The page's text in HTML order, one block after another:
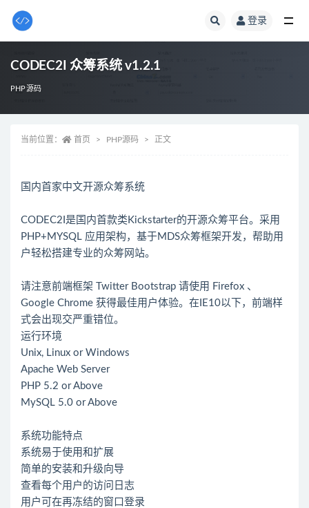
登录
CODEC2I 众筹系统 v1.2.1
PHP源码
当前位置： 首页 PHP源码 正文
国内首家中文开源众筹系统
CODEC2I是国内首款类Kickstarter的开源众筹平台。采用
PHP+MYSQL 应用架构，基于MDS众筹框架开发，帮助用
户轻松搭建专业的众筹网站。
请注意前端框架 Twitter Bootstrap 请使用 Firefox 、
Google Chrome 获得最佳用户体验。在IE10以下，前端样
式会出现交严重错位。
运行环境
Unix, Linux or Windows
Apache Web Server
PHP 5.2 or Above
MySQL 5.0 or Above
系统功能特点
系统易于使用和扩展
简单的安装和升级向导
查看每个用户的访问日志
用户可在再冻结的窗口登录